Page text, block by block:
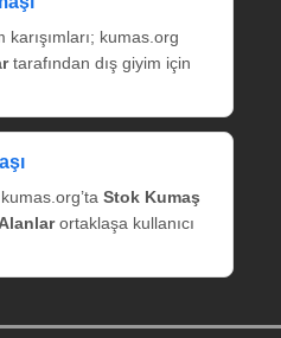
kumas.org
tarafından dış giyim için
Stok Kumaş
ortaklaşa kullanıcı